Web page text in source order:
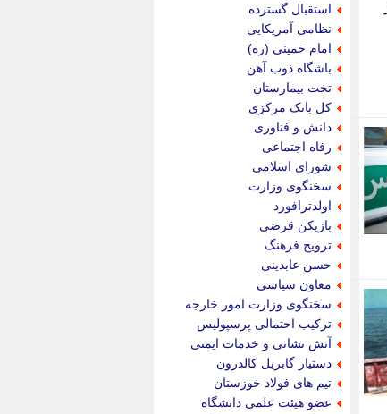
استقبال گسترده
نظامی آمریکایی
امام خمینی (ره)
باشگاه ذوب آهن
تخت بیمارستان
کل بانک مرکزی
دانش و فناوری
رفاه اجتماعی
شورای اسلامی
سخنگوی وزارت
اولدترافورد
بازیکن قرضی
ترویج فرهنگ
حسن عابدینی
معاون سیاسی
سخنگوی وزارت امور خارجه
ترکیب احتمالی پرسپولیس
آتش نشانی و خدمات ایمنی
دستیار گابریل کالدرون
تیم های فولاد خوزستان
عضو هیئت علمی دانشگاه